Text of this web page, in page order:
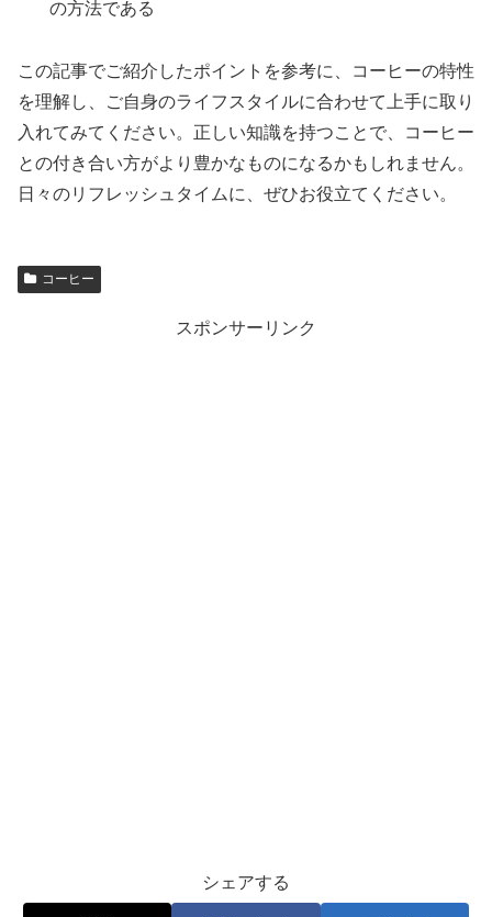
の方法である
この記事でご紹介したポイントを参考に、コーヒーの特性
を理解し、ご自身のライフスタイルに合わせて上手に取り
入れてみてください。正しい知識を持つことで、コーヒー
との付き合い方がより豊かなものになるかもしれません。
日々のリフレッシュタイムに、ぜひお役立てください。
コーヒー
スポンサーリンク
シェアする